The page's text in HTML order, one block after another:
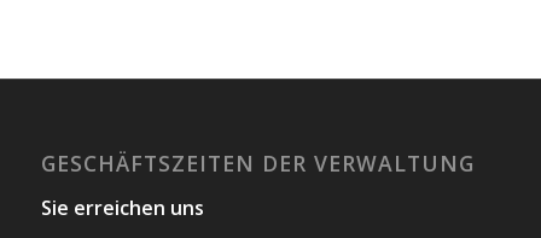
GESCHÄFTSZEITEN DER VERWALTUNG
Sie erreichen uns